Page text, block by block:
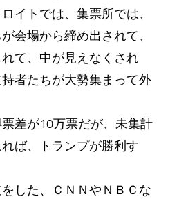
イトでは、集票所では、
会場から締め出されて、
て、中が見えなくされ
者たちが大勢集まって外
差が10万票だが、未集計
ば、トランプが勝利す
した、ＣＮＮやＮＢＣな